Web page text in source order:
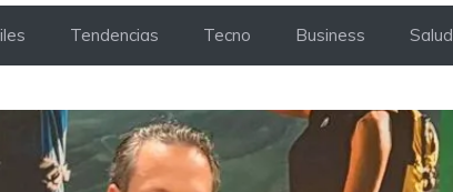
Tendencias Tecno Business Salud